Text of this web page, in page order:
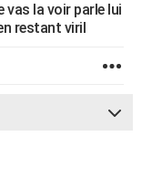
vas la voir parle lui
restant viril